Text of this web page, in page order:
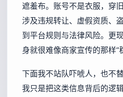
遮羞布。账号不是衣服，穿
涉及违规转让、虚假资质、
到平台规则与法律风险。更
身就很难像商家宣传的那样“
下面我不站队吓唬人，也不
我只是把这类信息背后的逻